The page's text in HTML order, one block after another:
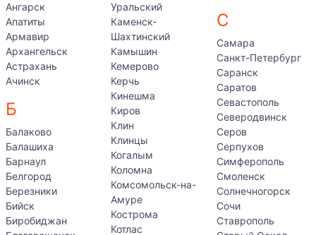
Ангарск
Апатиты
Армавир
Архангельск
Астрахань
Ачинск
Б
Балаково
Балашиха
Барнаул
Белгород
Березники
Бийск
Биробиджан
Уральский
Каменск-
Шахтинский
Камышин
Кемерово
Керчь
Кинешма
Киров
Клин
Клинцы
Когалым
Коломна
Комсомольск-на-
Амуре
Кострома
Котлас
С
Самара
Санкт-Петербург
Саранск
Саратов
Севастополь
Северодвинск
Серов
Серпухов
Симферополь
Смоленск
Солнечногорск
Сочи
Ставрополь